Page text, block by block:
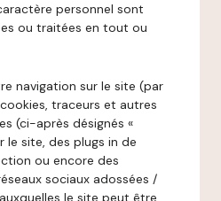
personnel sont
ou traitées en tout ou
navigation sur le site (par
traceurs et autres
(ci-après désignés «
le site, des plugs in de
ou encore des
sociaux adossées /
le site peut être